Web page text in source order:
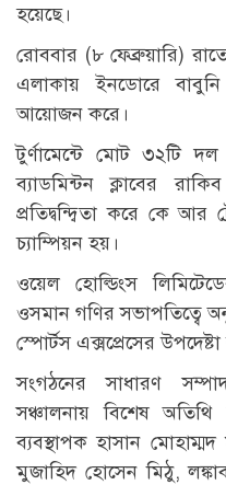
হয়েছে।
রোববার (৮ ফেব্রুয়ারি)
এলাকায় ইনডোরে
আয়োজন করে।
টুর্ণামেন্টে মোট ৩২টি
ব্যাডমিন্টন ক্লাবের
প্রতিদ্বন্দ্বিতা করে কে
চ্যাম্পিয়ন হয়।
ওয়েল হোল্ডিংস
ওসমান গণির সভাপতিত্বে
স্পোর্টস এক্সপ্রেসের
সংগঠনের সাধারণ
সঞ্চালনায় বিশেষ
ব্যবস্থাপক হাসান
মুজাহিদ হোসেন মিঠু,